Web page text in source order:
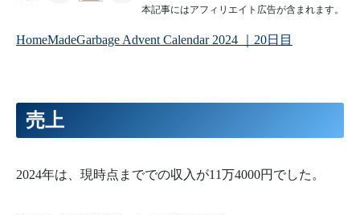
本記事にはアフィリエイト広告が含まれます。
HomeMadeGarbage Advent Calendar 2024 ｜20日目
売上
2024年は、現時点まででの収入が11万4000円でした。